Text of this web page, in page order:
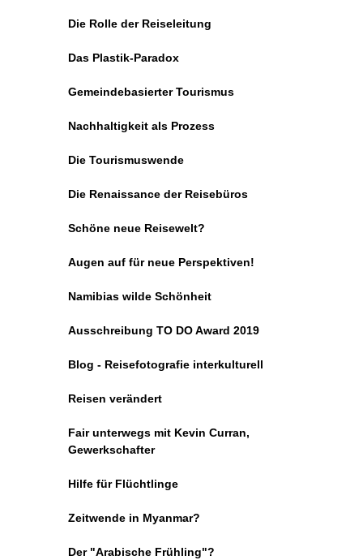
Die Rolle der Reiseleitung
Das Plastik-Paradox
Gemeindebasierter Tourismus
Nachhaltigkeit als Prozess
Die Tourismuswende
Die Renaissance der Reisebüros
Schöne neue Reisewelt?
Augen auf für neue Perspektiven!
Namibias wilde Schönheit
Ausschreibung TO DO Award 2019
Blog - Reisefotografie interkulturell
Reisen verändert
Fair unterwegs mit Kevin Curran,
Gewerkschafter
Hilfe für Flüchtlinge
Zeitwende in Myanmar?
Der "Arabische Frühling"?